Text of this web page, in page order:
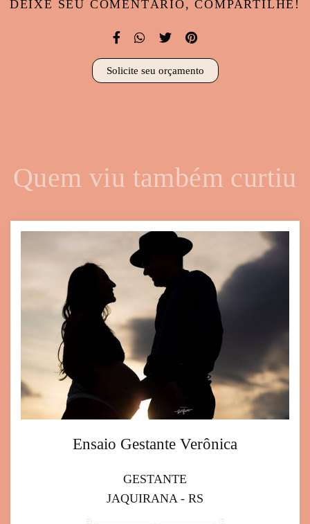
DEIXE SEU COMENTÁRIO, COMPARTILHE!
Solicite seu orçamento
Quem viu também curtiu
Ensaio Gestante Verônica
GESTANTE
JAQUIRANA - RS